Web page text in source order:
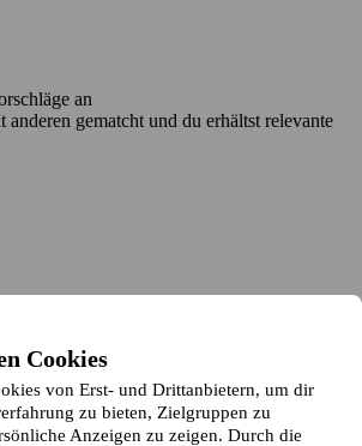
Cookies
von Erst- und Drittanbietern, um dir
zu bieten, Zielgruppen zu
Anzeigen zu zeigen. Durch die
an
gematcht und du erhältst relevante
einverstanden, stellst du eine Tauschanfrage